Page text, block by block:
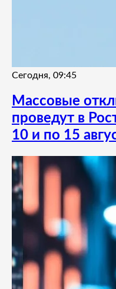
Сегодня, 09:45
Массовые
проведут в
10 и по 15